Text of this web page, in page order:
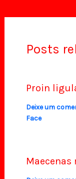
Posts
Proin
Deixe um
Face